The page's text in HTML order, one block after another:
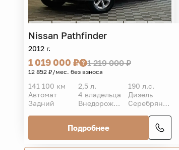
Nissan Pathfinder
2012 г.
1 019 000 ₽ 1 219 000 ₽
12 852 ₽/мес. без взноса
141 100 км 2,5 л.
190 л.с.
Автомат
4 владельца
Дизель
Задний
Внедорожник 5 дв. Серебряный
Подробнее